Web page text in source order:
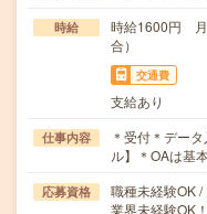
時給
時給1600円 月
合）
交通費
支給あり
仕事内容
＊受付＊デー
ル】＊OAは基
応募資格
職種未経験OK
業界未経験OK